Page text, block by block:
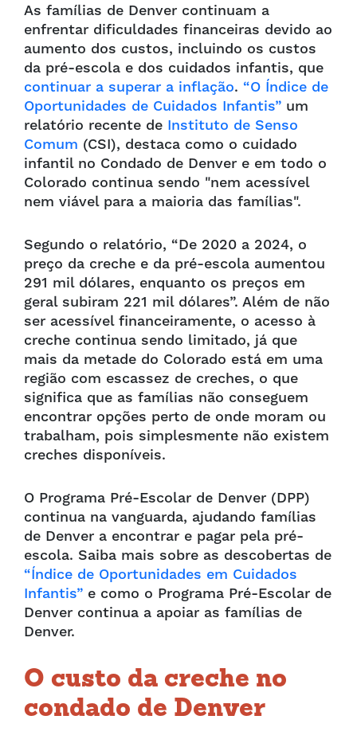
As famílias de Denver continuam a
enfrentar dificuldades financeiras devido ao
aumento dos custos, incluindo os custos
da pré-escola e dos cuidados infantis, que
continuar a superar a inflação. “O Índice de
Oportunidades de Cuidados Infantis” um
relatório recente de Instituto de Senso
Comum (CSI), destaca como o cuidado
infantil no Condado de Denver e em todo o
Colorado continua sendo "nem acessível
nem viável para a maioria das famílias".
Segundo o relatório, “De 2020 a 2024, o
preço da creche e da pré-escola aumentou
291 mil dólares, enquanto os preços em
geral subiram 221 mil dólares”. Além de não
ser acessível financeiramente, o acesso à
creche continua sendo limitado, já que
mais da metade do Colorado está em uma
região com escassez de creches, o que
significa que as famílias não conseguem
encontrar opções perto de onde moram ou
trabalham, pois simplesmente não existem
creches disponíveis.
O Programa Pré-Escolar de Denver (DPP)
continua na vanguarda, ajudando famílias
de Denver a encontrar e pagar pela pré-
escola. Saiba mais sobre as descobertas de
“Índice de Oportunidades em Cuidados
Infantis” e como o Programa Pré-Escolar de
Denver continua a apoiar as famílias de
Denver.
O custo da creche no
condado de Denver